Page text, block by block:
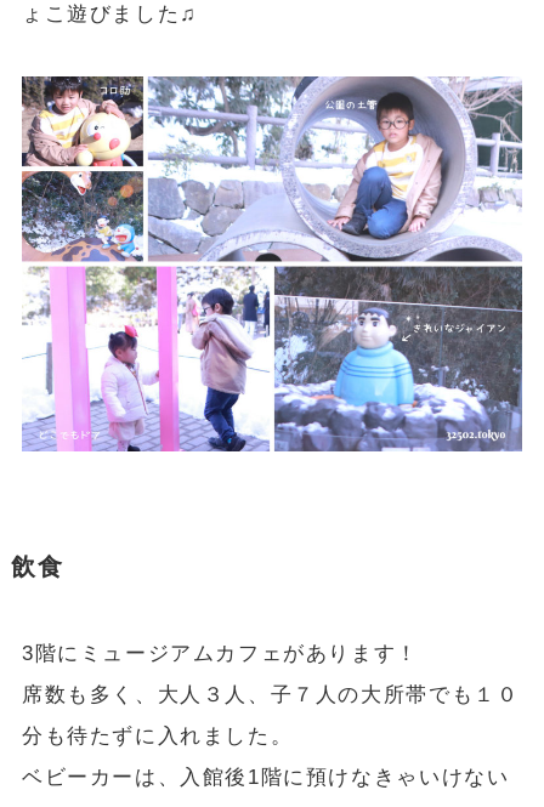
ょこ遊びました♫
飲食
3階にミュージアムカフェがあります！
席数も多く、大人３人、子７人の大所帯でも１０
分も待たずに入れました。
ベビーカーは、入館後1階に預けなきゃいけない